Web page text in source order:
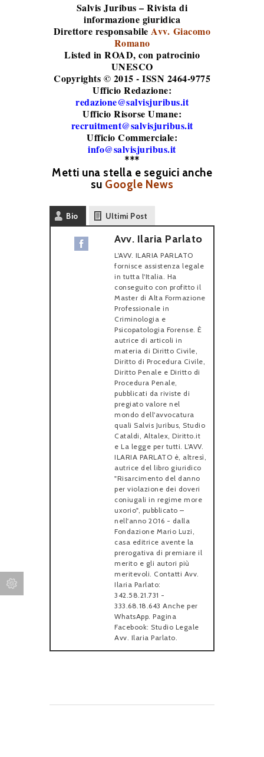
Salvis Juribus – Rivista di
informazione giuridica
Direttore responsabileAvv. Giacomo
Romano
Listed in ROAD, con patrocinio
UNESCO
Copyrights © 2015 - ISSN 2464-9775
Ufficio Redazione:
redazione@salvisjuribus.it
Ufficio Risorse Umane:
recruitment@salvisjuribus.it
Ufficio Commerciale:
info@salvisjuribus.it
***
Metti una stella e seguici anche
su Google News
Bio Ultimi Post
Avv. Ilaria Parlato
L'AVV. ILARIA PARLATO
fornisce assistenza legale
in tutta l'Italia. Ha
conseguito con profitto il
Master di Alta Formazione
Professionale in
Criminologia e
Psicopatologia Forense. È
autrice di articoli in
materia di Diritto Civile,
Diritto di Procedura Civile,
Diritto Penale e Diritto di
Procedura Penale,
pubblicati da riviste di
pregiato valore nel
mondo dell'avvocatura
quali Salvis Juribus, Studio
Cataldi, Altalex, Diritto.it
e La legge per tutti. L'AVV.
ILARIA PARLATO è, altresì,
autrice del libro giuridico
"Risarcimento del danno
per violazione dei doveri
coniugali in regime more
uxorio", pubblicato –
nell'anno 2016 - dalla
Fondazione Mario Luzi,
casa editrice avente la
prerogativa di premiare il
merito e gli autori più
meritevoli. Contatti Avv.
Ilaria Parlato:
342.58.21.731 -
333.68.18.643 Anche per
WhatsApp. Pagina
Facebook: Studio Legale
Avv. Ilaria Parlato.